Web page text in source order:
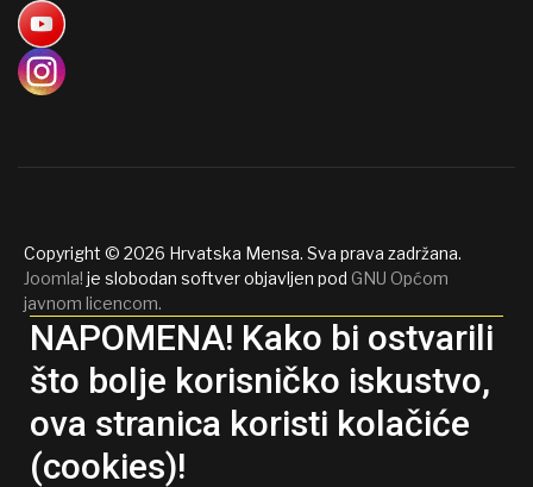
Copyright © 2026 Hrvatska Mensa. Sva prava zadržana.
Joomla! je slobodan softver objavljen pod GNU Općom
javnom licencom.
NAPOMENA! Kako bi ostvarili
što bolje korisničko iskustvo,
ova stranica koristi kolačiće
(cookies)!